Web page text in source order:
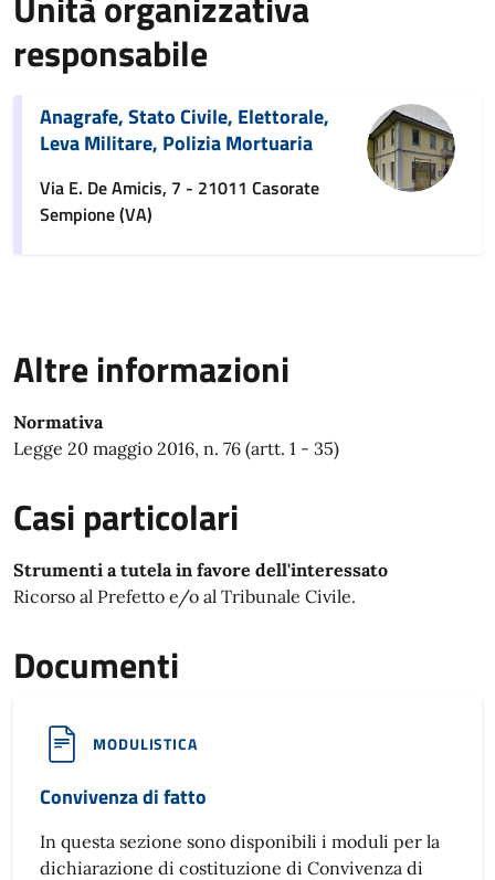
responsabile
Anagrafe, Stato Civile, Elettorale,
Leva Militare, Polizia Mortuaria
Via E. De Amicis, 7 - 21011 Casorate
Sempione (VA)
Altre informazioni
Normativa
Legge 20 maggio 2016, n. 76 (artt. 1 - 35)
Casi particolari
Strumenti a tutela in favore dell'interessato
Ricorso al Prefetto e/o al Tribunale Civile.
Documenti
MODULISTICA
Convivenza di fatto
In questa sezione sono disponibili i moduli per la
dichiarazione di costituzione di Convivenza di